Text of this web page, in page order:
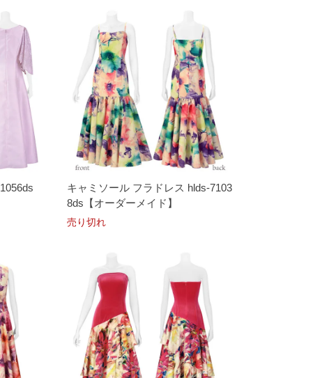
キャミソール フラドレス hlds-7103
8ds【オーダーメイド】
売り切れ